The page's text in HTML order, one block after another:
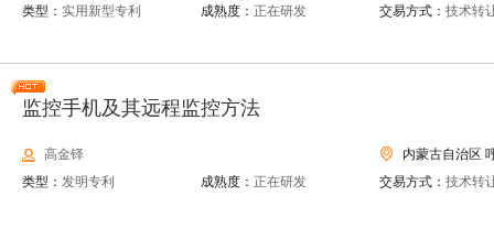
类型： 实用新型专利 成熟度： 正在研发 交易方式： 技术转
监控手机及其远程监控方法
高金铎
内蒙古自治区
类型： 发明专利 成熟度： 正在研发 交易方式： 技术转